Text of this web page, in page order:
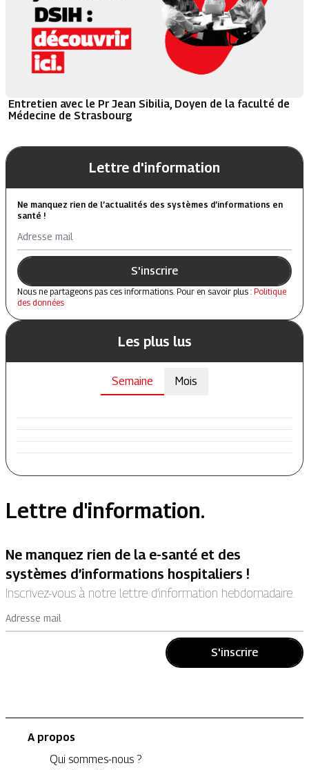
Entretien avec le Pr Jean Sibilia, Doyen de la faculté de
Médecine de Strasbourg
Lettre d'information
Ne manquez rien de l’actualités des systèmes d’informations en
santé !
Adresse mail
S'inscrire
Nous ne partageons pas ces informations. Pour en savoir plus : Politique
des données
Les plus lus
Semaine Mois
Lettre d'information.
Ne manquez rien de la e-santé et des
systèmes d’informations hospitaliers !
Inscrivez-vous à notre lettre d’information hebdomadaire.
Adresse mail
S'inscrire
A propos
Qui sommes-nous ?